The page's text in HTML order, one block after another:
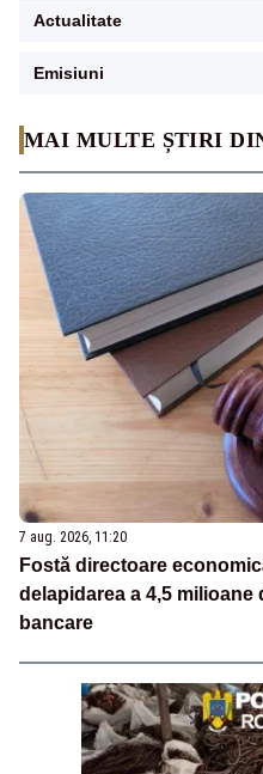
MAI MULTE ȘTIRI
7 aug. 2026, 11:20
Fostă directoare
delapidarea a 4,5
bancare
Actualitate
Emisiuni